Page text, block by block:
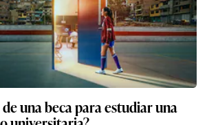
de una beca para estudiar una